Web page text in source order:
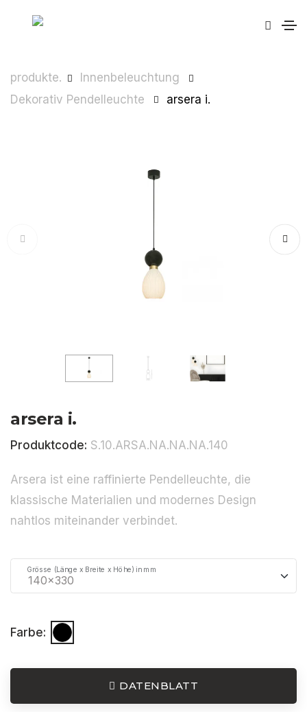
produkte.
Innenbeleuchtung
Dekorativ Pendelleuchte
arsera i.
arsera i.
Produktcode: S.10.ARSA.NA.NA.NA.140
Arsera ist eine raffinierte Pendelleuchte, die
klassische Materialien und modernes Design
nahtlos miteinander verbindet.
Grösse (Länge x Breite x Höhe) in mm
Farbe:
DATENBLATT